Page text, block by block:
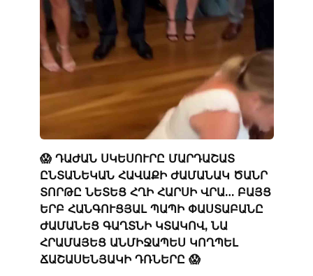
😱 ԴԱԺԱՆ ՍԿԵՍՈՒՐԸ ՄԱՐԴԱՇԱՏ
ԸՆՏԱՆԵԿԱՆ ՀԱՎԱՔԻ ԺԱՄԱՆԱԿ ԾԱՆՐ
ՏՈՐԹԸ ՆԵՏԵՑ ՀՂԻ ՀԱՐՍԻ ՎՐԱ… ԲԱՅՑ
ԵՐԲ ՀԱՆԳՈՒՑՅԱԼ ՊԱՊԻ ՓԱՍՏԱԲԱՆԸ
ԺԱՄԱՆԵՑ ԳԱՂՏՆԻ ԿՏԱԿՈՎ, ՆԱ
ՀՐԱՄԱՅԵՑ ԱՆՄԻՋԱՊԵՍ ԿՈՂՊԵԼ
ՃԱՇԱՍԵՆՅԱԿԻ ԴՌՆԵՐԸ 😱